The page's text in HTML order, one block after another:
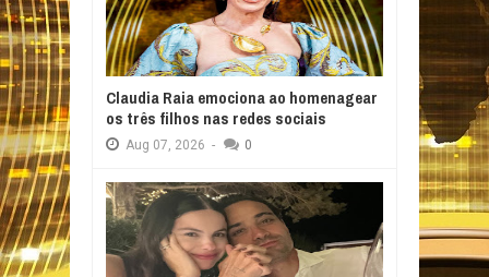
Claudia Raia emociona ao homenagear
os três filhos nas redes sociais
Aug 07, 2026 - 0